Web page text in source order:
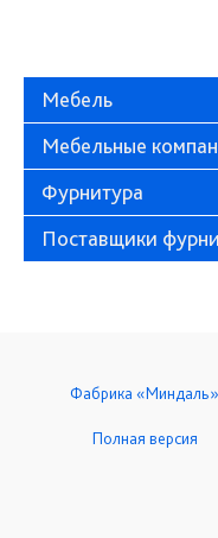
Мебель
Мебельные
Фурнитура
Поставщики
Фабрика «Миндаль»
Полная версия